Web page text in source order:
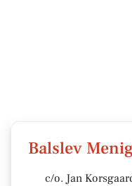
Balslev
c/o. Jan